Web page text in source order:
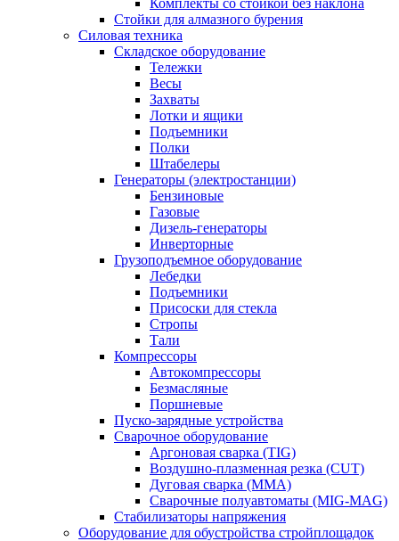
Комплекты со стойкой без наклона
Стойки для алмазного бурения
Силовая техника
Складское оборудование
Тележки
Весы
Захваты
Лотки и ящики
Подъемники
Полки
Штабелеры
Генераторы (электростанции)
Бензиновые
Газовые
Дизель-генераторы
Инверторные
Грузоподъемное оборудование
Лебедки
Подъемники
Присоски для стекла
Стропы
Тали
Компрессоры
Автокомпрессоры
Безмасляные
Поршневые
Пуско-зарядные устройства
Сварочное оборудование
Аргоновая сварка (TIG)
Воздушно-плазменная резка (CUT)
Дуговая сварка (ММА)
Сварочные полуавтоматы (MIG-MAG)
Стабилизаторы напряжения
Оборудование для обустройства стройплощадок